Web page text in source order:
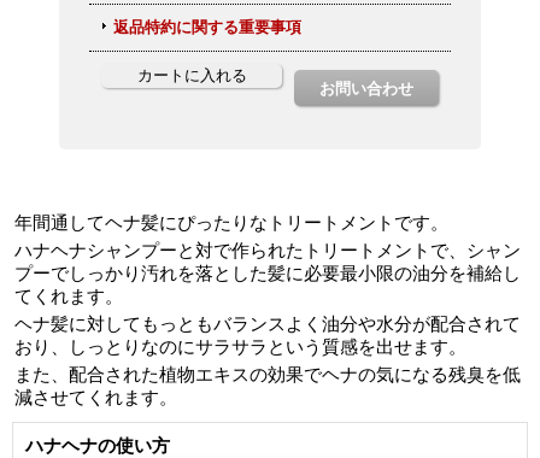
年間通してヘナ髪にぴったりなトリートメントです。
ハナヘナシャンプーと対で作られたトリートメントで、シャン
プーでしっかり汚れを落とした髪に必要最小限の油分を補給し
てくれます。
ヘナ髪に対してもっともバランスよく油分や水分が配合されて
おり、しっとりなのにサラサラという質感を出せます。
また、配合された植物エキスの効果でヘナの気になる残臭を低
減させてくれます。
ハナヘナの使い方